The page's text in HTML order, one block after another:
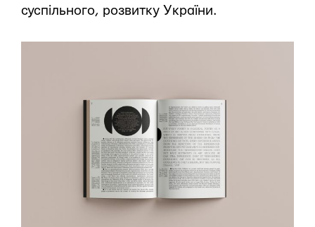
суспільного, розвитку України.